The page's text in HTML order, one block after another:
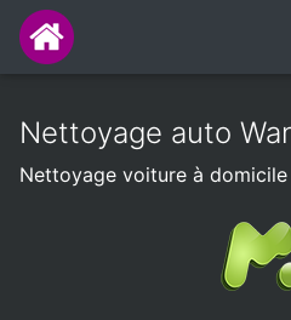
Nettoyage auto
Nettoyage voiture à